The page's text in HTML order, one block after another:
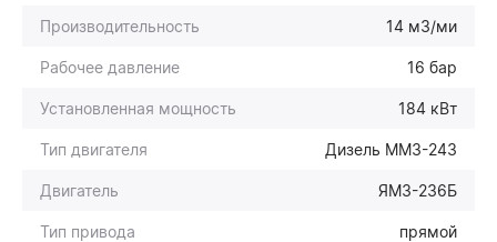
Производительность 14 м3/ми
Рабочее давление 16 бар
Установленная мощность 184 кВт
Тип двигателя Дизель ММЗ-243
Двигатель ЯМЗ-236Б
Тип привода прямой